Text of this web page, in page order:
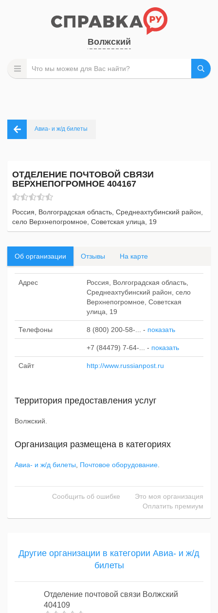
Волжский
Авиа- и ж/д билеты
ОТДЕЛЕНИЕ ПОЧТОВОЙ СВЯЗИ
ВЕРХНЕПОГРОМНОЕ 404167
Россия, Волгоградская область, Среднеахтубинский район,
село Верхнепогромное, Советская улица, 19
Об организации Отзывы На карте
Адрес
Россия, Волгоградская область,
Среднеахтубинский район, село
Верхнепогромное, Советская
улица, 19
Телефоны 8 (800) 200-58-... - показать
+7 (84479) 7-64-... - показать
Сайт http://www.russianpost.ru
Территория предоставления услуг
Волжский.
Организация размещена в категориях
Авиа- и ж/д билеты Почтовое оборудование
Сообщить об ошибке
Это моя организация
Оплатить премиум
Другие организации в категории Авиа- и ж/д
билеты
Отделение почтовой связи Волжский
404109